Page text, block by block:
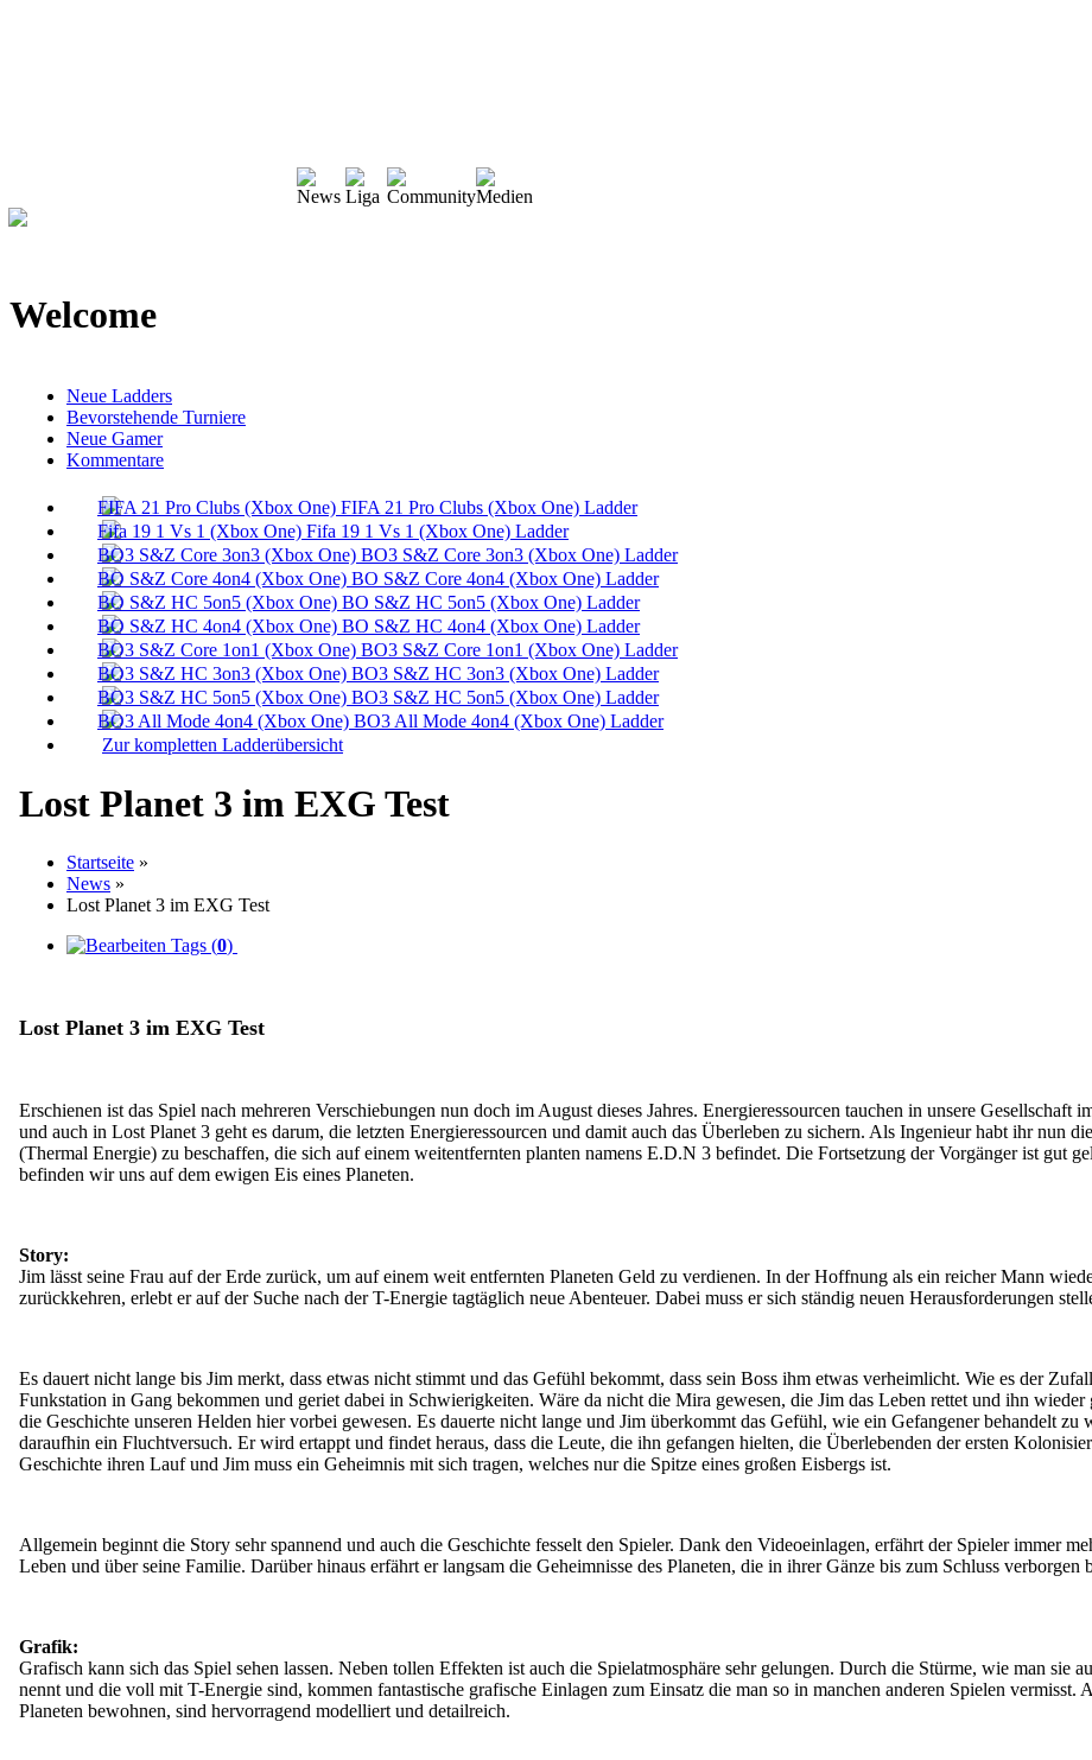
Welcome
Neue Ladders
Bevorstehende Turniere
Neue Gamer
Kommentare
FIFA 21 Pro Clubs (Xbox One) Ladder
Fifa 19 1 Vs 1 (Xbox One) Ladder
BO3 S&Z Core 3on3 (Xbox One) Ladder
BO S&Z Core 4on4 (Xbox One) Ladder
BO S&Z HC 5on5 (Xbox One) Ladder
BO S&Z HC 4on4 (Xbox One) Ladder
BO3 S&Z Core 1on1 (Xbox One) Ladder
BO3 S&Z HC 3on3 (Xbox One) Ladder
BO3 S&Z HC 5on5 (Xbox One) Ladder
BO3 All Mode 4on4 (Xbox One) Ladder
Zur kompletten Ladderübersicht
Lost Planet 3 im EXG Test
Startseite »
News »
Lost Planet 3 im EXG Test
Tags (0)
Lost Planet 3 im EXG Test
Erschienen ist das Spiel nach mehreren Verschiebungen nun doch im August dieses Jahres. Energieressourcen tauchen in unsere Gesellschaft
und auch in Lost Planet 3 geht es darum, die letzten Energieressourcen und damit auch das Überleben zu sichern. Als Ingenieur habt ihr nun
(Thermal Energie) zu beschaffen, die sich auf einem weitentfernten planten namens E.D.N 3 befindet. Die Fortsetzung der Vorgänger ist gut
befinden wir uns auf dem ewigen Eis eines Planeten.
Story:
Jim lässt seine Frau auf der Erde zurück, um auf einem weit entfernten Planeten Geld zu verdienen. In der Hoffnung als ein reicher Mann
zurückkehren, erlebt er auf der Suche nach der T-Energie tagtäglich neue Abenteuer. Dabei muss er sich ständig neuen Herausforderungen
Es dauert nicht lange bis Jim merkt, dass etwas nicht stimmt und das Gefühl bekommt, dass sein Boss ihm etwas verheimlicht. Wie es der
Funkstation in Gang bekommen und geriet dabei in Schwierigkeiten. Wäre da nicht die Mira gewesen, die Jim das Leben rettet und ihn
die Geschichte unseren Helden hier vorbei gewesen. Es dauerte nicht lange und Jim überkommt das Gefühl, wie ein Gefangener behandelt zu
daraufhin ein Fluchtversuch. Er wird ertappt und findet heraus, dass die Leute, die ihn gefangen hielten, die Überlebenden der ersten
Geschichte ihren Lauf und Jim muss ein Geheimnis mit sich tragen, welches nur die Spitze eines großen Eisbergs ist.
Allgemein beginnt die Story sehr spannend und auch die Geschichte fesselt den Spieler. Dank den Videoeinlagen, erfährt der Spieler immer
Leben und über seine Familie. Darüber hinaus erfährt er langsam die Geheimnisse des Planeten, die in ihrer Gänze bis zum Schluss verborgen
Grafik:
Grafisch kann sich das Spiel sehen lassen. Neben tollen Effekten ist auch die Spielatmosphäre sehr gelungen. Durch die Stürme, wie man sie
nennt und die voll mit T-Energie sind, kommen fantastische grafische Einlagen zum Einsatz die man so in manchen anderen Spielen vermisst.
Planeten bewohnen, sind hervorragend modelliert und detailreich.